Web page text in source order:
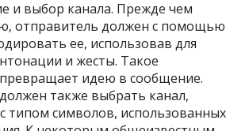
и выбор канала. Прежде чем
отправитель должен с помощью
ее, использовав для
и жесты. Такое
идею в сообщение.
также выбрать канал,
типом символов, использованных